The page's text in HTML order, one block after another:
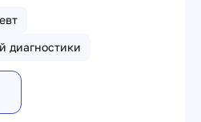
диагностики